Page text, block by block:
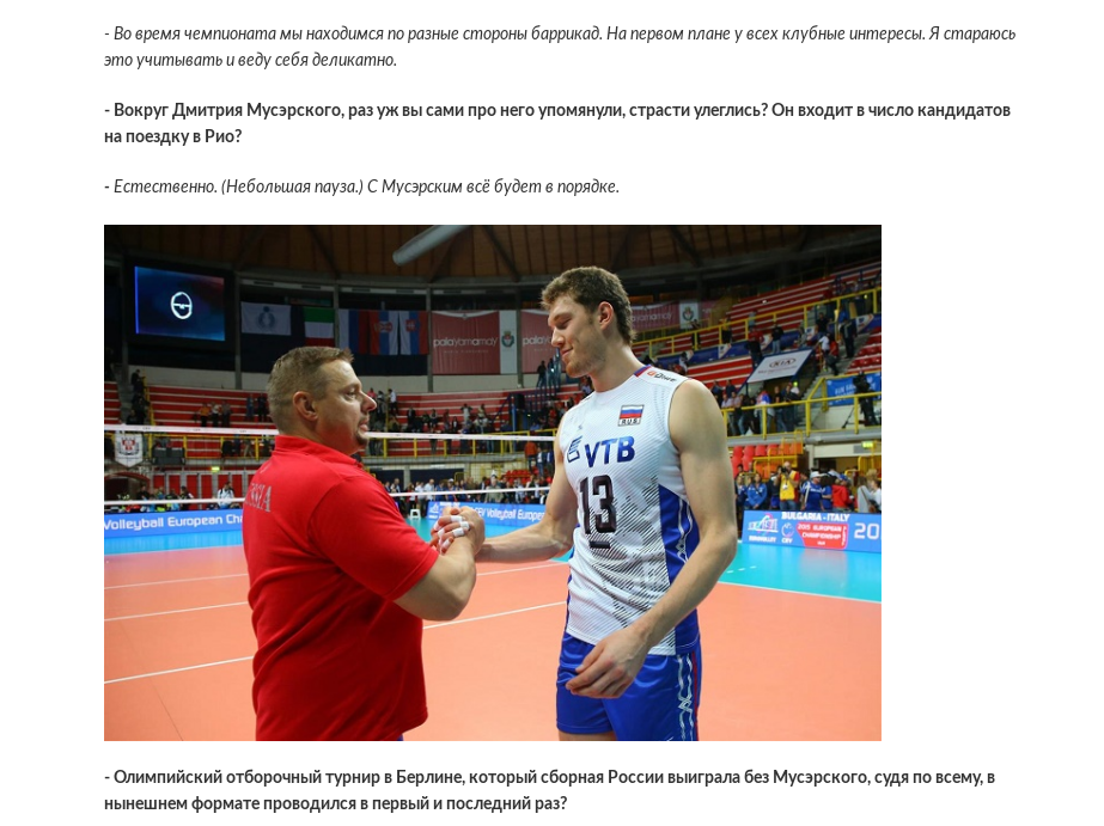
- Во время чемпионата мы находимся по разные стороны баррикад. На первом плане у всех клубные интересы. Я стараюсь
это учитывать и веду себя деликатно.
- Вокруг Дмитрия Мусэрского, раз уж вы сами про него упомянули, страсти улеглись? Он входит в число кандидатов
на поездку в Рио?
- Естественно. (Небольшая пауза.) С Мусэрским всё будет в порядке.
- Олимпийский отборочный турнир в Берлине, который сборная России выиграла без Мусэрского, судя по всему, в
нынешнем формате проводился в первый и последний раз?